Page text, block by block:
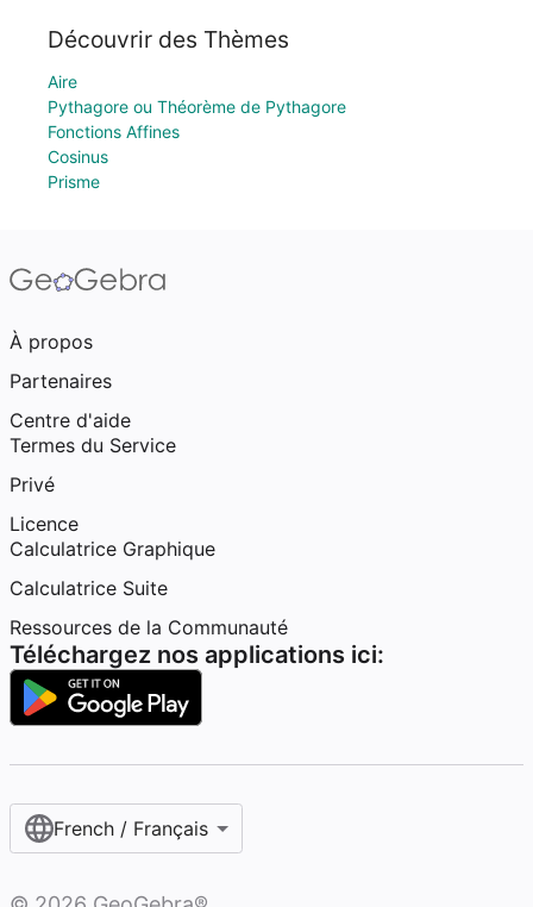
Découvrir des Thèmes
Aire
Pythagore ou Théorème de Pythagore
Fonctions Affines
Cosinus
Prisme
À propos
Partenaires
Centre d'aide
Termes du Service
Privé
Licence
Calculatrice Graphique
Calculatrice Suite
Ressources de la Communauté
Téléchargez nos applications ici:
French / Français‎